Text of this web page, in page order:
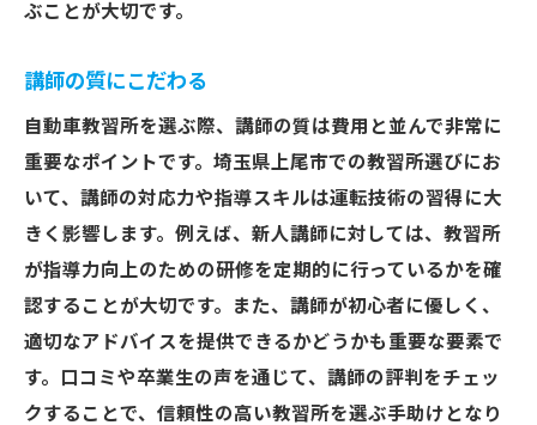
ぶことが大切です。
講師の質にこだわる
自動車教習所を選ぶ際、講師の質は費用と並んで非常に
重要なポイントです。埼玉県上尾市での教習所選びにお
いて、講師の対応力や指導スキルは運転技術の習得に大
きく影響します。例えば、新人講師に対しては、教習所
が指導力向上のための研修を定期的に行っているかを確
認することが大切です。また、講師が初心者に優しく、
適切なアドバイスを提供できるかどうかも重要な要素で
す。口コミや卒業生の声を通じて、講師の評判をチェッ
クすることで、信頼性の高い教習所を選ぶ手助けとなり